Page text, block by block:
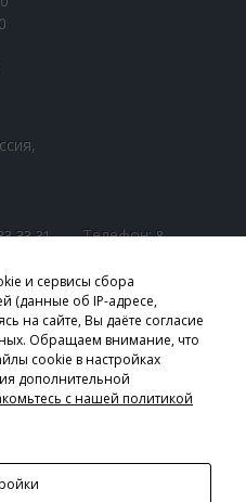
ОГКУСО ЦПД г. Усолье-
ОГКУСО СРЦН
33-31 Телефон:8
22-42
и сервисы сбора
(данные об IP-адресе,
на сайте, Вы даёте согласие
Обращаем внимание, что
cookie в настройках
дополнительной
с нашей политикой